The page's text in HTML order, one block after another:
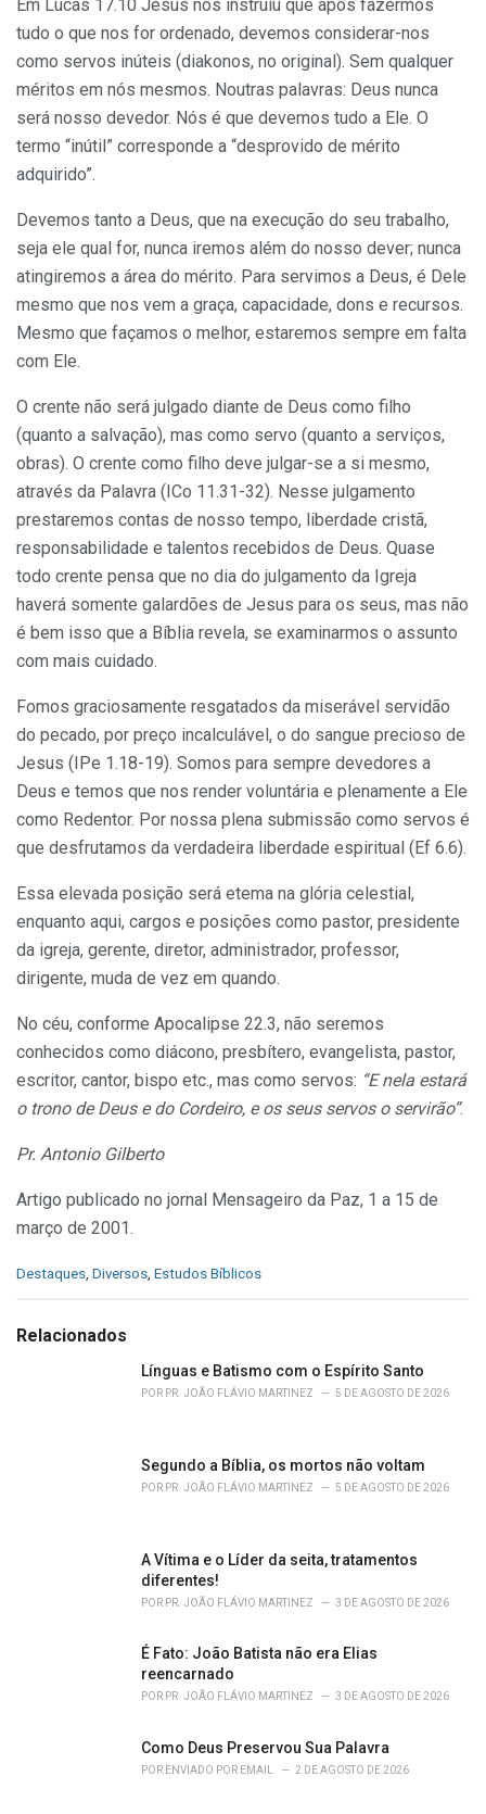
Em Lucas 17.10 Jesus nos instruiu que após fazermos
tudo o que nos for ordenado, devemos considerar-nos
como servos inúteis (diakonos, no original). Sem qualquer
méritos em nós mesmos. Noutras palavras: Deus nunca
será nosso devedor. Nós é que devemos tudo a Ele. O
termo “inútil” corresponde a “desprovido de mérito
adquirido”.
Devemos tanto a Deus, que na execução do seu trabalho,
seja ele qual for, nunca iremos além do nosso dever; nunca
atingiremos a área do mérito. Para servimos a Deus, é Dele
mesmo que nos vem a graça, capacidade, dons e recursos.
Mesmo que façamos o melhor, estaremos sempre em falta
com Ele.
O crente não será julgado diante de Deus como filho
(quanto a salvação), mas como servo (quanto a serviços,
obras). O crente como filho deve julgar-se a si mesmo,
através da Palavra (ICo 11.31-32). Nesse julgamento
prestaremos contas de nosso tempo, liberdade cristã,
responsabilidade e talentos recebidos de Deus. Quase
todo crente pensa que no dia do julgamento da Igreja
haverá somente galardões de Jesus para os seus, mas não
é bem isso que a Bíblia revela, se examinarmos o assunto
com mais cuidado.
Fomos graciosamente resgatados da miserável servidão
do pecado, por preço incalculável, o do sangue precioso de
Jesus (IPe 1.18-19). Somos para sempre devedores a
Deus e temos que nos render voluntária e plenamente a Ele
como Redentor. Por nossa plena submissão como servos é
que desfrutamos da verdadeira liberdade espiritual (Ef 6.6).
Essa elevada posição será etema na glória celestial,
enquanto aqui, cargos e posições como pastor, presidente
da igreja, gerente, diretor, administrador, professor,
dirigente, muda de vez em quando.
No céu, conforme Apocalipse 22.3, não seremos
conhecidos como diácono, presbítero, evangelista, pastor,
escritor, cantor, bispo etc., mas como servos: “E nela estará
o trono de Deus e do Cordeiro, e os seus servos o servirão”.
Pr. Antonio Gilberto
Artigo publicado no jornal Mensageiro da Paz, 1 a 15 de
março de 2001.
C
e
Destaques Diversos Estudos Bíblicos
Relacionados
Línguas e Batismo com o Espírito Santo
POR PR. JOÃO FLÁVIO MARTINEZ 5 DE AGOSTO DE 2026
Segundo a Bíblia, os mortos não voltam
POR PR. JOÃO FLÁVIO MARTINEZ 5 DE AGOSTO DE 2026
A Vítima e o Líder da seita, tratamentos
diferentes!
POR PR. JOÃO FLÁVIO MARTINEZ 3 DE AGOSTO DE 2026
É Fato: João Batista não era Elias
reencarnado
POR PR. JOÃO FLÁVIO MARTINEZ 3 DE AGOSTO DE 2026
Como Deus Preservou Sua Palavra
POR ENVIADO POR EMAIL 2 DE AGOSTO DE 2026